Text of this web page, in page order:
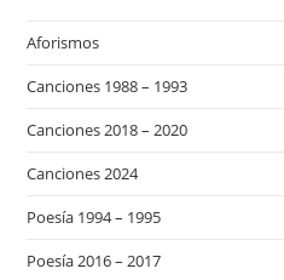
Aforismos
Canciones 1988 – 1993
Canciones 2018 – 2020
Canciones 2024
Poesía 1994 – 1995
Poesía 2016 – 2017